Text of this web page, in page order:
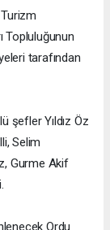
Topluluğunun
tarafından
şefler Yıldız Öz
Selim
Gurme Akif
Ordu